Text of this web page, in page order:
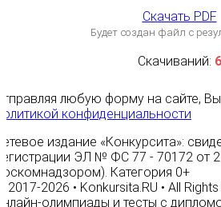
Скачать PDF
Будет создан файл с
Скачиваний: 6
любую форму на сайте,
конфиденциальности
издание «Конкурсита»:
ЭЛ № ФС 77 - 70172 от
Категория 0+
2017-2026 • Konkursita.RU • All
олимпиады и тесты с